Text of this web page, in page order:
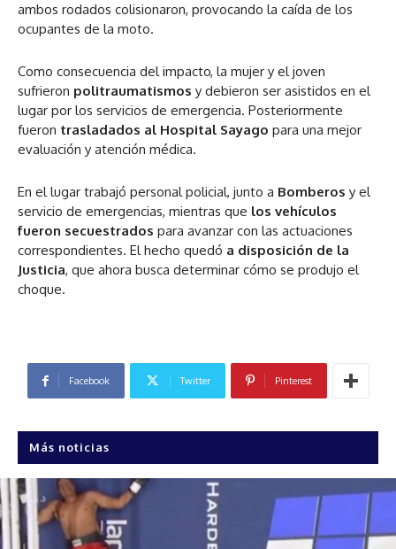
ambos rodados colisionaron, provocando la caída de los
ocupantes de la moto.
Como consecuencia del impacto, la mujer y el joven
sufrieron politraumatismos y debieron ser asistidos en el
lugar por los servicios de emergencia. Posteriormente
fueron trasladados al Hospital Sayago para una mejor
evaluación y atención médica.
En el lugar trabajó personal policial, junto a Bomberos y el
servicio de emergencias, mientras que los vehículos
fueron secuestrados para avanzar con las actuaciones
correspondientes. El hecho quedó a disposición de la
Justicia, que ahora busca determinar cómo se produjo el
choque.
Facebook Twitter Pinterest
Más noticias